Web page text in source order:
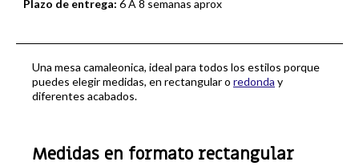
Plazo de entrega: 6 A 8 semanas aprox
Una mesa camaleonica, ideal para todos los estilos porque
puedes elegir medidas, en rectangular o redonda y
diferentes acabados.
Medidas en formato rectangular